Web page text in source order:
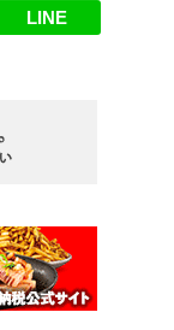
LINE